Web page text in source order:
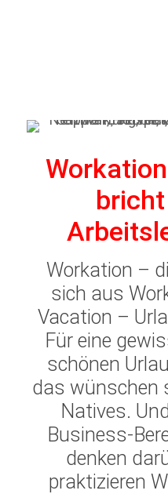
Workation –
sich aus
Vacation –
Für eine
schönen
das wünschen
Natives.
Business-
denken
praktizieren